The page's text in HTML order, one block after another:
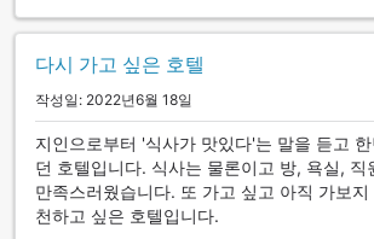
다시 가고 싶은 호텔
작성일: 2022년6월 18일
지인으로부터 '식사가 맛있다'는 말을 듣고
던 호텔입니다. 식사는 물론이고 방, 욕실, 직
만족스러웠습니다. 또 가고 싶고 아직 가보
천하고 싶은 호텔입니다.